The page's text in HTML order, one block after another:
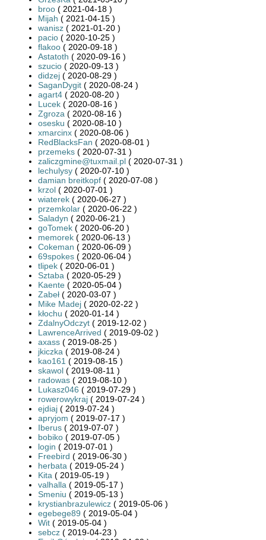
broo ( 2021-04-18 )
Mijah ( 2021-04-15 )
wanisz ( 2021-01-20 )
pacio ( 2020-10-25 )
flakoo ( 2020-09-18 )
Astatoth ( 2020-09-16 )
szucio ( 2020-09-13 )
didzej ( 2020-08-29 )
SaganDygit ( 2020-08-24 )
agart4 ( 2020-08-20 )
Lucek ( 2020-08-16 )
Zgroza ( 2020-08-16 )
osesku ( 2020-08-10 )
xmarcinx ( 2020-08-06 )
RedBlacksFan ( 2020-08-01 )
przemeks ( 2020-07-31 )
zaliczgmine@tuxmail.pl ( 2020-07-31 )
lechulysy ( 2020-07-10 )
damian breitkopf ( 2020-07-08 )
krzol ( 2020-07-01 )
wiaterek ( 2020-06-27 )
przemkolar ( 2020-06-22 )
Saladyn ( 2020-06-21 )
goTomek ( 2020-06-20 )
memorek ( 2020-06-13 )
Cokeman ( 2020-06-09 )
69spokes ( 2020-06-04 )
tlipek ( 2020-06-01 )
Sztaba ( 2020-05-29 )
Kaente ( 2020-05-04 )
Zabeł ( 2020-03-07 )
Mike Madej ( 2020-02-22 )
kłochu ( 2020-01-14 )
ZdalnyOdczyt ( 2019-12-02 )
LawrenceArrived ( 2019-09-02 )
axass ( 2019-08-25 )
jkiczka ( 2019-08-24 )
kao161 ( 2019-08-15 )
skawol ( 2019-08-11 )
radowas ( 2019-08-10 )
Lukasz046 ( 2019-07-29 )
rowerowykraj ( 2019-07-24 )
ejdiaj ( 2019-07-24 )
apryjom ( 2019-07-17 )
Iberus ( 2019-07-07 )
bobiko ( 2019-07-05 )
login ( 2019-07-01 )
Freebird ( 2019-06-30 )
herbata ( 2019-05-24 )
Kita ( 2019-05-19 )
valhalla ( 2019-05-17 )
Smeniu ( 2019-05-13 )
krystianbrazulewicz ( 2019-05-06 )
egebege89 ( 2019-05-04 )
Wit ( 2019-05-04 )
sebcz ( 2019-04-23 )